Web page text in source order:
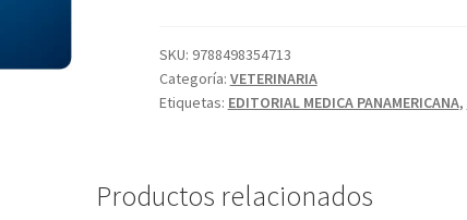
SKU: 9788498354713
Categoría: VETERINARIA
Etiquetas: EDITORIAL MEDICA PANAMERICANA,
Productos relacionados